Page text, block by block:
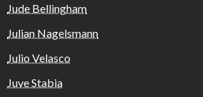
Jude Bellingham
Julian Nagelsmann
Julio Velasco
Juve Stabia